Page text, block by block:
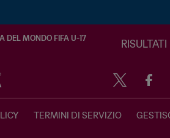
DEL MONDO FIFA U-17
TERMINI DI SERVIZIO